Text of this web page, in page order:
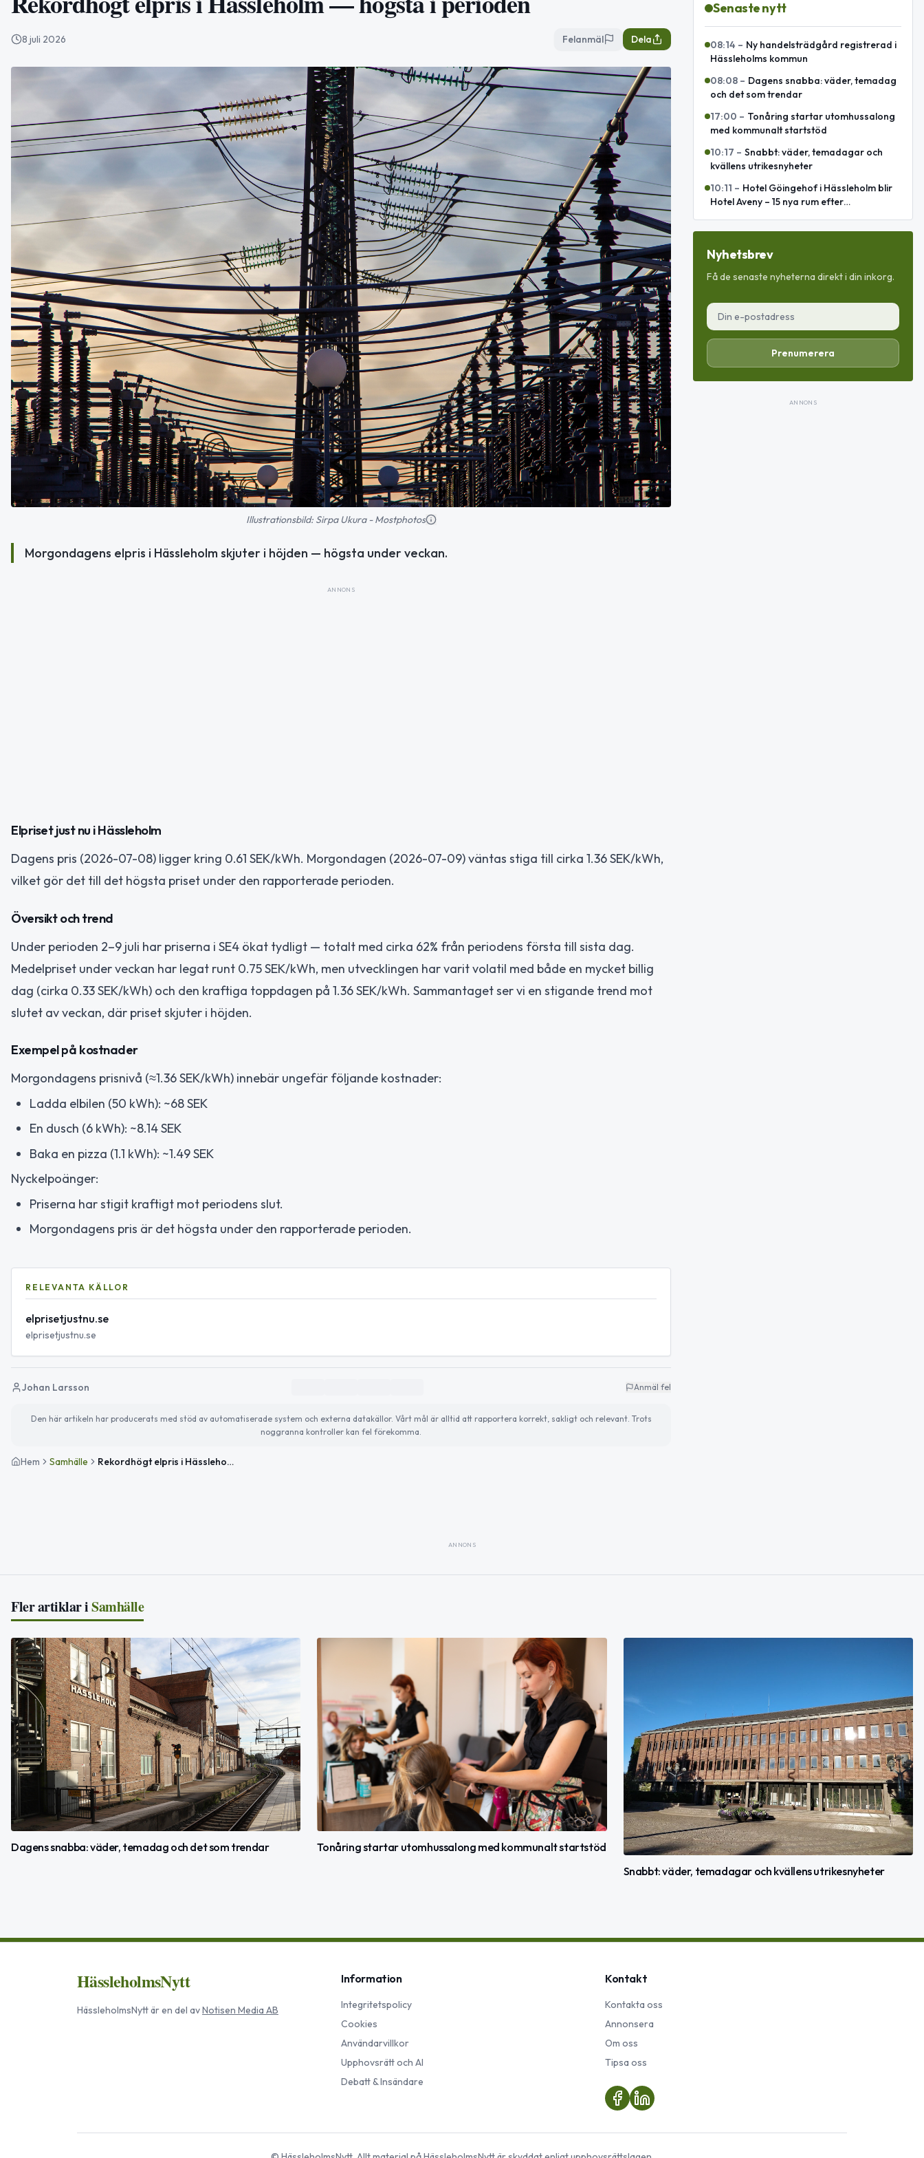
8 juli 2026 Felanmäl Dela
Illustrationsbild: Sirpa Ukura - Mostphotos
Morgondagens elpris i Hässleholm skjuter i höjden — högsta under veckan.
ANNONS
Elpriset just nu i Hässleholm
Dagens pris (2026-07-08) ligger kring 0.61 SEK/kWh. Morgondagen (2026-07-09) väntas stiga till cirka 1.36 SEK/kWh,
vilket gör det till det högsta priset under den rapporterade perioden.
Översikt och trend
Under perioden 2–9 juli har priserna i SE4 ökat tydligt — totalt med cirka 62% från periodens första till sista dag.
Medelpriset under veckan har legat runt 0.75 SEK/kWh, men utvecklingen har varit volatil med både en mycket billig
dag (cirka 0.33 SEK/kWh) och den kraftiga toppdagen på 1.36 SEK/kWh. Sammantaget ser vi en stigande trend mot
slutet av veckan, där priset skjuter i höjden.
Exempel på kostnader
Morgondagens prisnivå (≈1.36 SEK/kWh) innebär ungefär följande kostnader:
Ladda elbilen (50 kWh): ~68 SEK
En dusch (6 kWh): ~8.14 SEK
Baka en pizza (1.1 kWh): ~1.49 SEK
Nyckelpoänger:
Priserna har stigit kraftigt mot periodens slut.
Morgondagens pris är det högsta under den rapporterade perioden.
RELEVANTA KÄLLOR
elprisetjustnu.se
elprisetjustnu.se
Johan Larsson Anmäl fel
Den här artikeln har producerats med stöd av automatiserade system och externa datakällor. Vårt mål är alltid att rapportera korrekt, sakligt och relevant. Trots
noggranna kontroller kan fel förekomma.
Hem Samhälle Rekordhögt elpris i Hässleholm — högsta i perioden
Senaste nytt
08:14 – Ny handelsträdgård registrerad i
Hässleholms kommun
08:08 – Dagens snabba: väder, temadag
och det som trendar
17:00 – Tonåring startar utomhussalong
med kommunalt startstöd
10:17 – Snabbt: väder, temadagar och
kvällens utrikesnyheter
10:11 – Hotel Göingehof i Hässleholm blir
Hotel Aveny – 15 nya rum efter
Nyhetsbrev
Få de senaste nyheterna direkt i din inkorg.
Prenumerera
ANNONS
ANNONS
Fler artiklar iSamhälle
Dagens snabba: väder, temadag och det som trendar
Tonåring startar utomhussalong med kommunalt startstöd
Snabbt: väder, temadagar och kvällens utrikesnyheter
HässleholmsNytt
HässleholmsNyttär en del avNotisen Media AB
Information
Integritetspolicy
Cookies
Användarvillkor
Upphovsrätt och AI
Debatt & Insändare
Kontakt
Kontakta oss
Annonsera
Om oss
Tipsa oss